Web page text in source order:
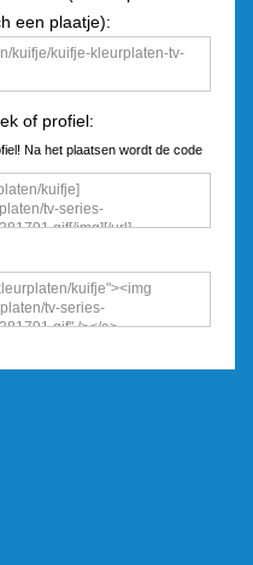
een plaatje):
of profiel:
Na het plaatsen wordt de code